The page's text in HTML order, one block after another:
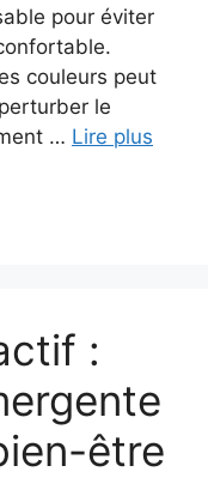
pour éviter
couleurs peut
le
… Lire plus
:
être